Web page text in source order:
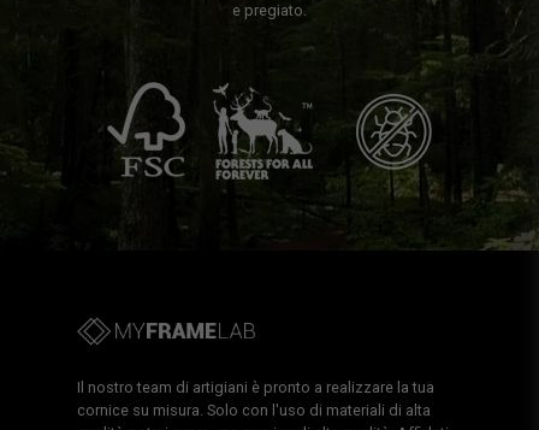
e pregiato.
Il nostro team di artigiani è pronto a realizzare la tua
cornice su misura. Solo con l'uso di materiali di alta